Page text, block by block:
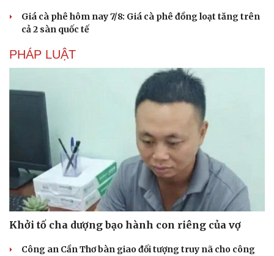
Giá cà phê hôm nay 7/8: Giá cà phê đồng loạt tăng trên
cả 2 sàn quốc tế
PHÁP LUẬT
Khởi tố cha dượng bạo hành con riêng của vợ
Công an Cần Thơ bàn giao đối tượng truy nã cho công